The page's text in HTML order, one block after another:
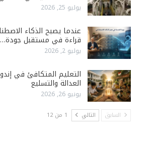
يوليو 25, 2026
عندما يصبح الذكاء
قراءة في مستقبل جودة…
يوليو 2, 2026
التعليم المتكافئ في
العدالة والتسليع
يونيو 26, 2026
السابق التالي 1 من 12